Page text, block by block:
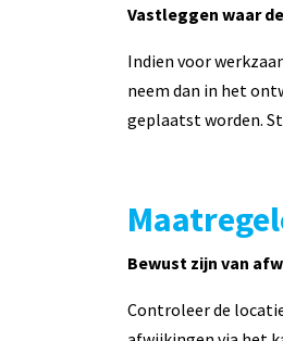
Vastleggen waar
Indien voor
neem dan in het
geplaatst worden.
Bewust zijn van
Controleer de